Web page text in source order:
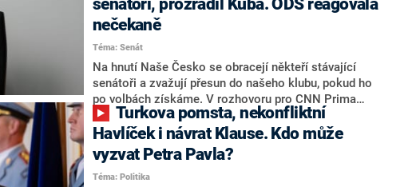
senátních volbách kandiduje ve Vyškově. Popsal i
aktivitu opozice, o níž vládní strany nebo političtí
komentátoři mluví jako o slabé a v defenzivě. „Je to
úmorná práce upozorňovat na chyby vlády. Ministři s
námi navíc nechodí do debat. Chceme ale ukazovat
svoje témata,“ odpověděl Grolich na dotaz CNN Prima
NEWS.
senátoři, prozradil Kuba. ODS reagovala
nečekaně
Téma: Senát
Na hnutí Naše Česko se obracejí někteří stávající
senátoři a zvažují přesun do našeho klubu, pokud ho
po volbách získáme. V rozhovoru pro CNN Prima
NEWS to řekl zakladatel hnutí a jihočeský hejtman
Martin Kuba. Konkrétní nebyl, ale získat by takto mohl
například senátora Zdeňka Hrabu, který je dnes
součástí klubu ODS a TOP 09. Hraba to na dotaz
redakce nevyloučil. Předseda klubu senátorů ODS
Havlíček i návrat Klause. Kdo může
vyzvat Petra Pavla?
Téma: Politika